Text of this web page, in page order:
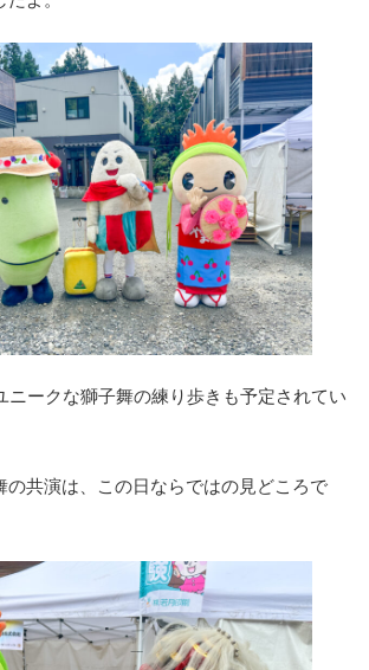
ニークな獅子舞の練り歩きも予定されてい
の共演は、この日ならではの見どころで